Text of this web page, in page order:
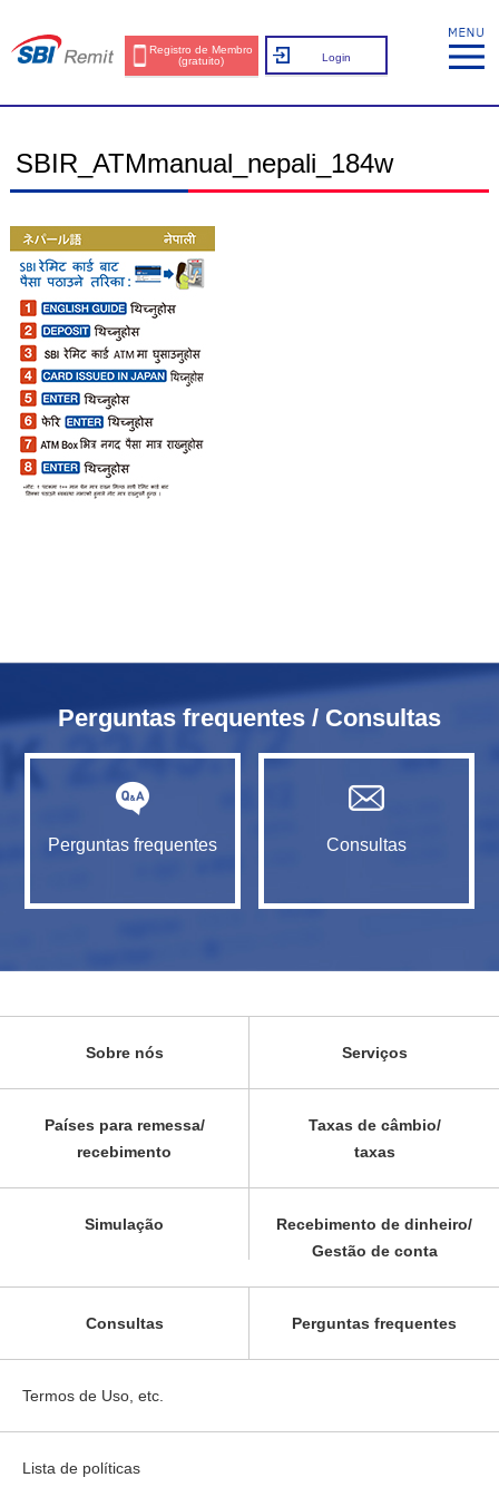
Registro de Membro
(gratuito)
Login
SBIR_ATMmanual_nepali_184w
Perguntas frequentes / Consultas
Perguntas frequentes Consultas
Sobre nós Serviços
Países para remessa/
recebimento
Taxas de câmbio/
taxas
Simulação
Recebimento de dinheiro/
Gestão de conta
Consultas Perguntas frequentes
Termos de Uso, etc.
Lista de políticas